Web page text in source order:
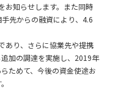
お知らせします。また同時
先からの融資により、4.6
あり、さらに協業先や提携
加の調達を実施し、2019年
ためて、今後の資金使途お